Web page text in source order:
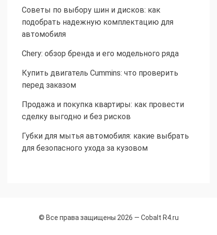
Советы по выбору шин и дисков: как
подобрать надежную комплектацию для
автомобиля
Chery: обзор бренда и его модельного ряда
Купить двигатель Cummins: что проверить
перед заказом
Продажа и покупка квартиры: как провести
сделку выгодно и без рисков
Губки для мытья автомобиля: какие выбрать
для безопасного ухода за кузовом
© Все права защищены 2026 — Cobalt R4.ru